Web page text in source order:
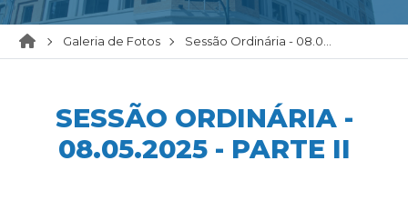
Galeria de Fotos Sessão Ordinária - 08.0...
SESSÃO ORDINÁRIA -
08.05.2025 - PARTE II